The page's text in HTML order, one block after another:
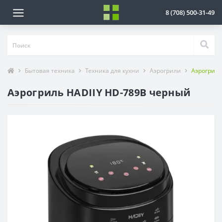
8 (708) 500-31-49
Бытовая техника Техника для кухни Аэрогрили
Аэрогриль HADIIY HD-789B черный